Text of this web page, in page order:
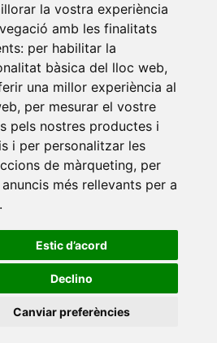
la vostra experiència
amb les finalitats
per habilitar la
bàsica del lloc web,
una millor experiència al
, per mesurar el vostre
pels nostres productes i
i per personalitzar les
de màrqueting, per
més rellevants per a
Estic d’acord
Declino
Canviar preferències
CEU•Universitat d'Alacant
•Universitat Autònoma de
de Barcelona•Universitat
•Universitat de Girona
Illes Balears•Universitat
•Universitat Jaume I
•Universitat Miguel Hernández
de Catalunya•Universitat
•Universitat Ramon Llull
•Universitat de Sàsser•
•Universitat de Vic -